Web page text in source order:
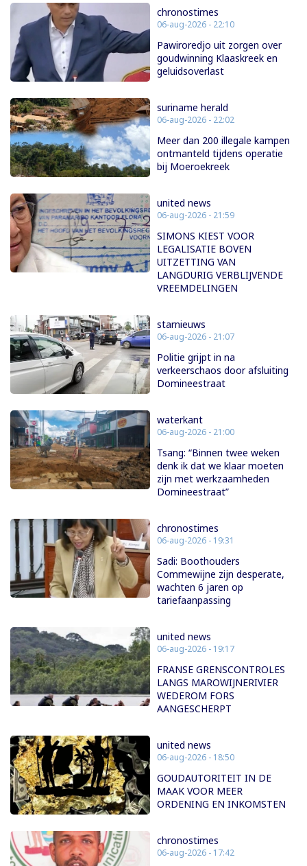
chronostimes
06-aug-2026 - 22:10
Pawiroredjo uit zorgen over
goudwinning Klaaskreek en
geluidsoverlast
suriname herald
06-aug-2026 - 22:02
Meer dan 200 illegale kampen
ontmanteld tijdens operatie
bij Moeroekreek
united news
06-aug-2026 - 21:59
SIMONS KIEST VOOR
LEGALISATIE BOVEN
UITZETTING VAN
LANGDURIG VERBLIJVENDE
VREEMDELINGEN
starnieuws
06-aug-2026 - 21:07
Politie grijpt in na
verkeerschaos door afsluiting
Domineestraat
waterkant
06-aug-2026 - 21:00
Tsang: “Binnen twee weken
denk ik dat we klaar moeten
zijn met werkzaamheden
Domineestraat”
chronostimes
06-aug-2026 - 19:31
Sadi: Boothouders
Commewijne zijn desperate,
wachten 6 jaren op
tariefaanpassing
united news
06-aug-2026 - 19:17
FRANSE GRENSCONTROLES
LANGS MAROWIJNERIVIER
WEDEROM FORS
AANGESCHERPT
united news
06-aug-2026 - 18:50
GOUDAUTORITEIT IN DE
MAAK VOOR MEER
ORDENING EN INKOMSTEN
chronostimes
06-aug-2026 - 17:42